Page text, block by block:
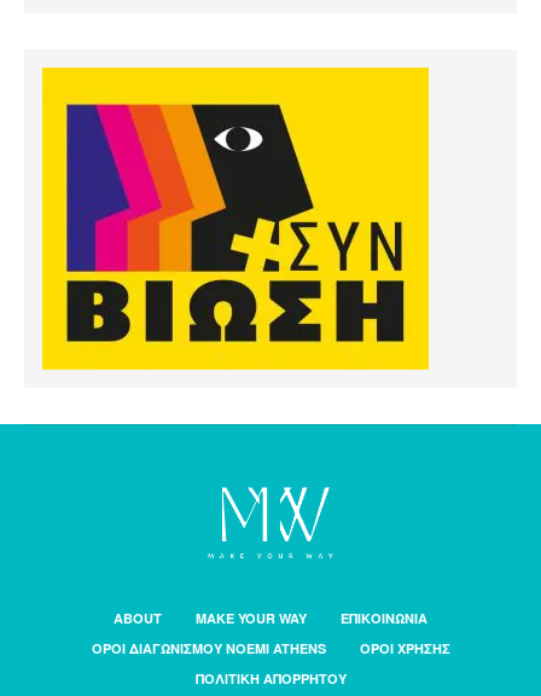
ABOUT MAKE YOUR WAY
ΕΠΙΚΟΙΝΩΝΙΑ
ΟΡΟΙ ΔΙΑΓΩΝΙΣΜΟΥ NOEMI ATHENS
ΟΡΟΙ ΧΡΗΣΗΣ
ΠΟΛΙΤΙΚΗ ΑΠΟΡΡΗΤΟΥ